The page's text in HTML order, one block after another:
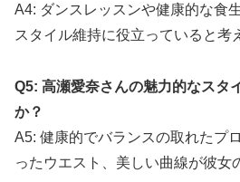
A4: ダンスレッスンや健康的な食
スタイル維持に役立っていると考
Q5: 高瀬愛奈さんの魅力的なスタ
か？
A5: 健康的でバランスの取れたプ
ったウエスト、美しい曲線が彼女